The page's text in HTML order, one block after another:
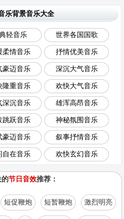
乐背景音乐大全
轻音乐 世界各国国歌
柔情音乐 抒情优美音乐
豪迈音乐 深沉大气音乐
隆重音乐 欢快大气音乐
深沉音乐 雄浑高昂音乐
跳跃音乐 神秘氛围音乐
豪迈音乐 叙事抒情音乐
自在音乐 欢快玄幻音乐
的节日音效推荐：
短促鞭炮 短暂鞭炮 激烈明亮